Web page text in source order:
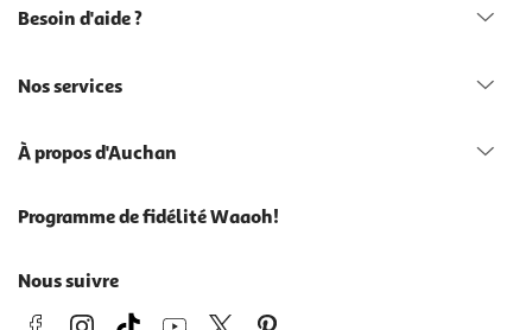
Besoin d'aide ?
Nos services
À propos d'Auchan
Programme de fidélité Waaoh!
Nous suivre